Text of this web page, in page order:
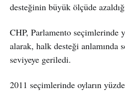
desteğinin büyük ölçüde
CHP, Parlamento seçimlerinde
alarak, halk desteği anlamında
seviyeye geriledi.
2011 seçimlerinde oyların